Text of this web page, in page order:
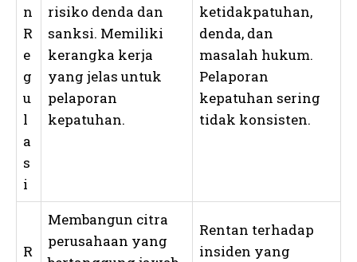
n
R
e
g
u
l
a
s
i
risiko denda dan
sanksi. Memiliki
kerangka kerja
yang jelas untuk
pelaporan
kepatuhan.
ketidakpatuhan,
denda, dan
masalah hukum.
Pelaporan
kepatuhan sering
tidak konsisten.
R
Membangun citra
perusahaan yang
Rentan terhadap
insiden yang